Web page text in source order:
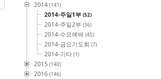
2014 (141)
2014-주일1부 (52)
2014-주일2부 (36)
2014-수요예배 (45)
2014-금요기도회 (7)
2014-기타 (1)
2015 (140)
2016 (146)